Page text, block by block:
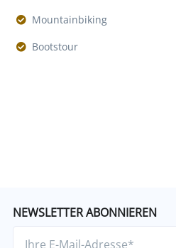
Mountainbiking
Bootstour
NEWSLETTER ABONNIEREN